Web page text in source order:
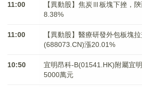
11:00
【異動股】焦炭Ⅲ板塊下挫，
8.38%
11:00
【異動股】醫療研發外包板塊
(688073.CN)漲20.01%
10:50
宜明昂科-B(01541.HK)附屬宜
5000萬元